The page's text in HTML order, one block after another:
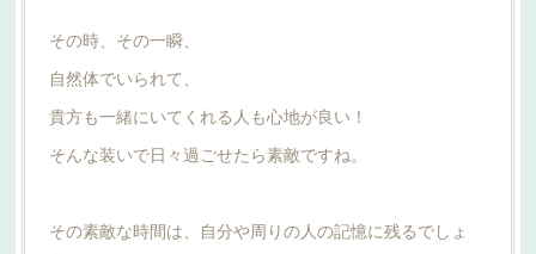
その時、その一瞬、
自然体でいられて、
貴方も一緒にいてくれる人も心地が良い！
そんな装いで日々過ごせたら素敵ですね。
その素敵な時間は、自分や周りの人の記憶に残るでしょ